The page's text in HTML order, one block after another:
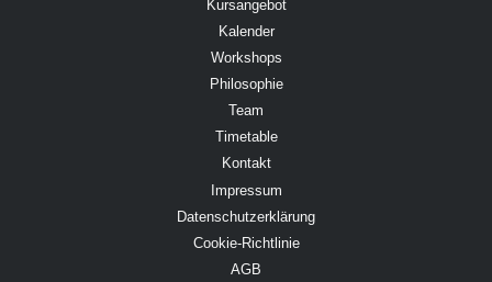
Kursangebot
Kalender
Workshops
Philosophie
Team
Timetable
Kontakt
Impressum
Datenschutzerklärung
Cookie-Richtlinie
AGB